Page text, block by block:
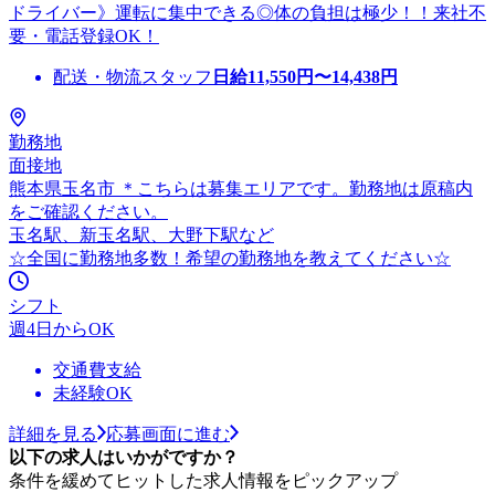
ドライバー》運転に集中できる◎体の負担は極少！！来社不
要・電話登録OK！
配送・物流スタッフ 日給11,550円〜14,438円
勤務地
面接地
熊本県玉名市 ＊こちらは募集エリアです。勤務地は原稿内
をご確認ください。
玉名駅、新玉名駅、大野下駅など
☆全国に勤務地多数！希望の勤務地を教えてください☆
シフト
週4日からOK
交通費支給
未経験OK
詳細を見る
応募画面に進む
以下の求人はいかがですか？
条件を緩めてヒットした求人情報をピックアップ